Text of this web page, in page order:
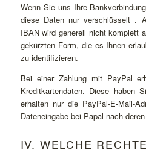
Wenn Sie uns Ihre
diese Daten nur verschlüsselt .
IBAN wird generell nicht komplett
gekürzten Form, die es Ihnen
zu identifizieren.
Bei einer Zahlung mit PayPal
Kreditkartendaten. Diese haben
erhalten nur die PayPal-E-Mail-
Dateneingabe bei Papal nach
IV. WELCHE